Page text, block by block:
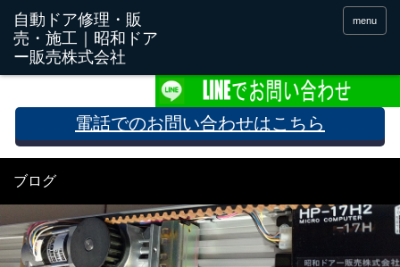
menu
電話でのお問い合わせはこちら
ブログ